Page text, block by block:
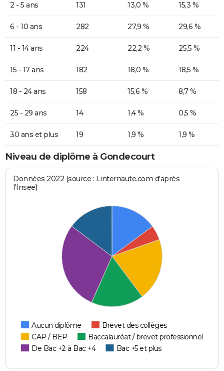
2 - 5 ans 131 13,0 % 15,3 %
6 - 10 ans 282 27,9 % 29,6 %
11 - 14 ans 224 22,2 % 25,5 %
15 - 17 ans 182 18,0 % 18,5 %
18 - 24 ans 158 15,6 % 8,7 %
25 - 29 ans 14 1,4 % 0,5 %
30 ans et plus 19 1,9 % 1,9 %
Niveau de diplôme à Gondecourt
Données 2022 (source : Linternaute.com d'après
l'Insee)
Aucun diplôme
Brevet des collèges
CAP / BEP
Baccalauréat / brevet professionnel
De Bac +2 à Bac +4
Bac +5 et plus